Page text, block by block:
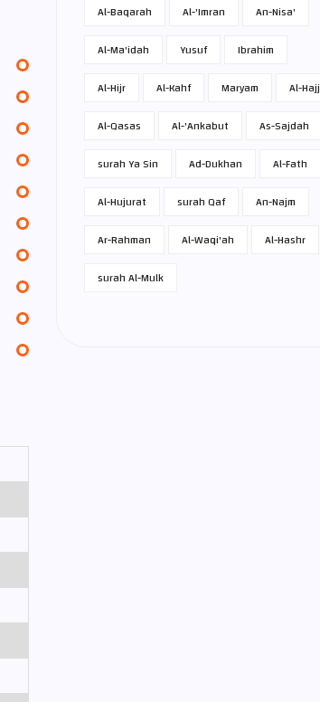
Al-Baqarah Al-'Imran
An-Nisa'
Al-Ma'idah
Yusuf
Ibrahim
Al-Hijr
Al-Kahf Maryam
Al-Hajj
Al-Qasas
Al-'Ankabut
As-Sajdah
surah Ya Sin
Ad-Dukhan
Al-Fath
Al-Hujurat
surah Qaf
An-Najm
Ar-Rahman
Al-Waqi'ah
Al-Hashr
surah Al-Mulk